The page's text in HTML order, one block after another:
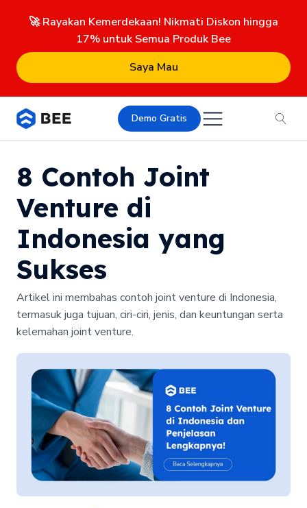
🚀 Rayakan Kemerdekaan! Nikmati Diskon hingga
17% untuk Semua Produk Bee
Saya Mau
Demo Gratis
8 Contoh Joint
Venture di
Indonesia yang
Sukses
Artikel ini membahas contoh joint venture di Indonesia,
termasuk juga tujuan, ciri-ciri, jenis, dan keuntungan serta
kelemahan joint venture.